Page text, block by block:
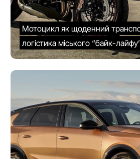
Мотоцикл як щоденний
логістика міського “байк-